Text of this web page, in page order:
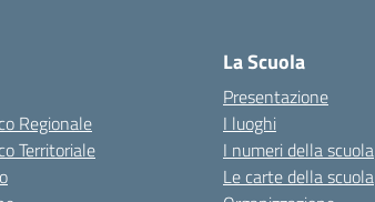
Regionale
Territoriale
La Scuola
Presentazione
I luoghi
I numeri della scuola
Le carte della scuola